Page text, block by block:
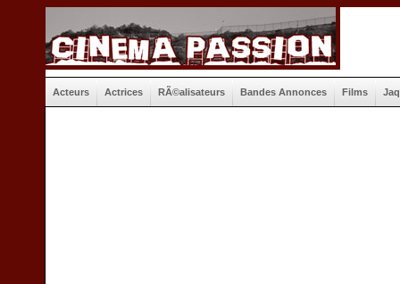
Acteurs Actrices RÃ©alisateurs Bandes Annonces Films